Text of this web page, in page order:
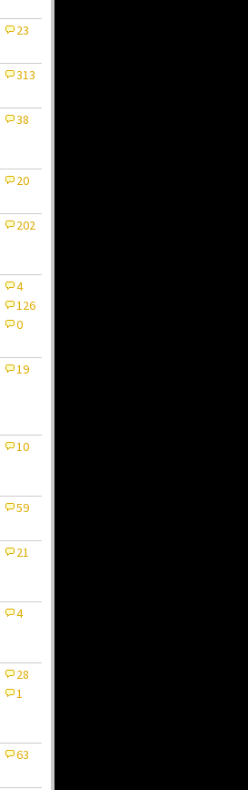
23
313
38
20
202
4
126
0
19
10
59
21
4
28
1
63